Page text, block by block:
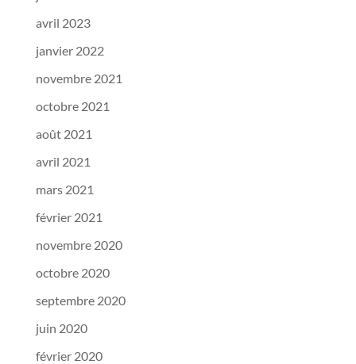
avril 2023
janvier 2022
novembre 2021
octobre 2021
août 2021
avril 2021
mars 2021
février 2021
novembre 2020
octobre 2020
septembre 2020
juin 2020
février 2020